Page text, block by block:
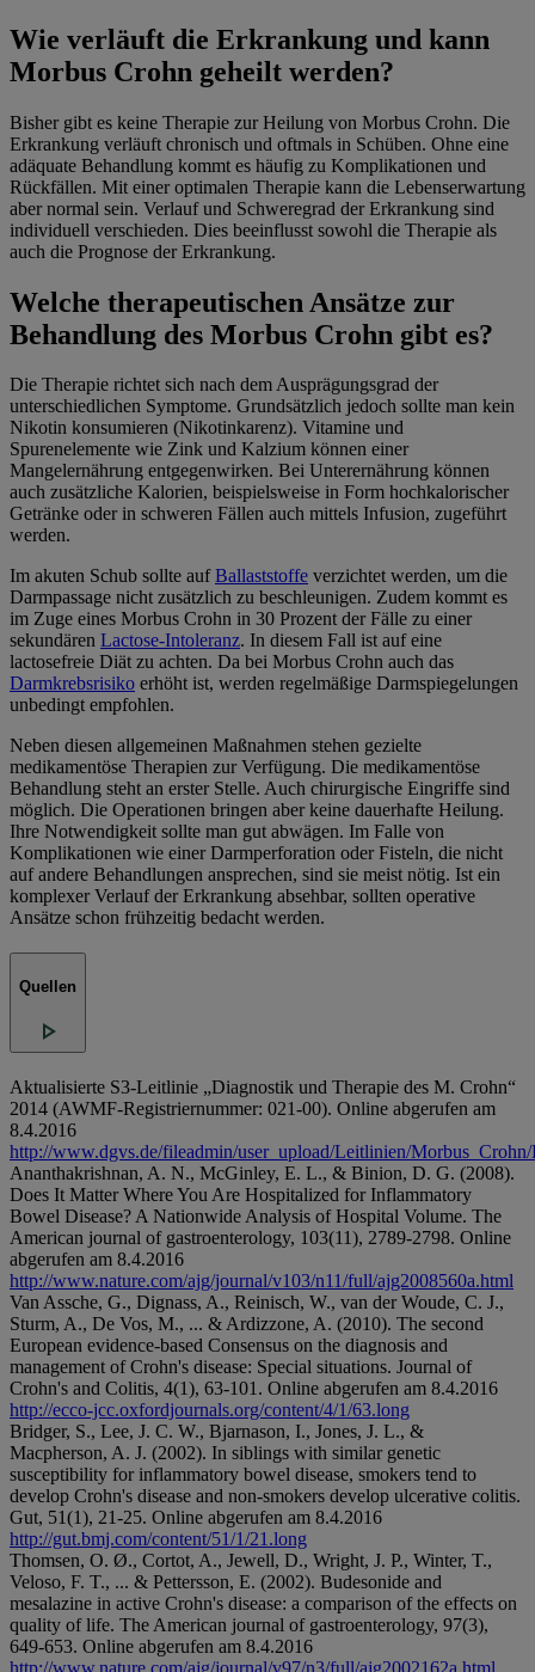
Wie verläuft die Erkrankung und kann
Morbus Crohn geheilt werden?
Bisher gibt es keine Therapie zur Heilung von Morbus Crohn. Die
Erkrankung verläuft chronisch und oftmals in Schüben. Ohne eine
adäquate Behandlung kommt es häufig zu Komplikationen und
Rückfällen. Mit einer optimalen Therapie kann die Lebenserwartung
aber normal sein. Verlauf und Schweregrad der Erkrankung sind
individuell verschieden. Dies beeinflusst sowohl die Therapie als
auch die Prognose der Erkrankung.
Welche therapeutischen Ansätze zur
Behandlung des Morbus Crohn gibt es?
Die Therapie richtet sich nach dem Ausprägungsgrad der
unterschiedlichen Symptome. Grundsätzlich jedoch sollte man kein
Nikotin konsumieren (Nikotinkarenz). Vitamine und
Spurenelemente wie Zink und Kalzium können einer
Mangelernährung entgegenwirken. Bei Unterernährung können
auch zusätzliche Kalorien, beispielsweise in Form hochkalorischer
Getränke oder in schweren Fällen auch mittels Infusion, zugeführt
werden.
Im akuten Schub sollte aufBallaststoffe verzichtet werden, um die
Darmpassage nicht zusätzlich zu beschleunigen. Zudem kommt es
im Zuge eines Morbus Crohn in 30 Prozent der Fälle zu einer
sekundären Lactose-Intoleranz. In diesem Fall ist auf eine
lactosefreie Diät zu achten. Da bei Morbus Crohn auch das
Darmkrebsrisiko erhöht ist, werden regelmäßige Darmspiegelungen
unbedingt empfohlen.
Neben diesen allgemeinen Maßnahmen stehen gezielte
medikamentöse Therapien zur Verfügung. Die medikamentöse
Behandlung steht an erster Stelle. Auch chirurgische Eingriffe sind
möglich. Die Operationen bringen aber keine dauerhafte Heilung.
Ihre Notwendigkeit sollte man gut abwägen. Im Falle von
Komplikationen wie einer Darmperforation oder Fisteln, die nicht
auf andere Behandlungen ansprechen, sind sie meist nötig. Ist ein
komplexer Verlauf der Erkrankung absehbar, sollten operative
Ansätze schon frühzeitig bedacht werden.
Quellen
Aktualisierte S3-Leitlinie „Diagnostik und Therapie des M. Crohn“
2014 (AWMF-Registriernummer: 021-00). Online abgerufen am
8.4.2016
http://www.dgvs.de/fileadmin/user_upload/Leitlinien/
Ananthakrishnan, A. N., McGinley, E. L., & Binion, D. G. (2008).
Does It Matter Where You Are Hospitalized for Inflammatory
Bowel Disease? A Nationwide Analysis of Hospital Volume. The
American journal of gastroenterology, 103(11), 2789-2798. Online
abgerufen am 8.4.2016
http://www.nature.com/ajg/journal/v103/n11/full/ajg2008560a.html
Van Assche, G., Dignass, A., Reinisch, W., van der Woude, C. J.,
Sturm, A., De Vos, M., ... & Ardizzone, A. (2010). The second
European evidence-based Consensus on the diagnosis and
management of Crohn's disease: Special situations. Journal of
Crohn's and Colitis, 4(1), 63-101. Online abgerufen am 8.4.2016
http://ecco-jcc.oxfordjournals.org/content/4/1/63.long
Bridger, S., Lee, J. C. W., Bjarnason, I., Jones, J. L., &
Macpherson, A. J. (2002). In siblings with similar genetic
susceptibility for inflammatory bowel disease, smokers tend to
develop Crohn's disease and non-smokers develop ulcerative colitis.
Gut, 51(1), 21-25. Online abgerufen am 8.4.2016
http://gut.bmj.com/content/51/1/21.long
Thomsen, O. Ø., Cortot, A., Jewell, D., Wright, J. P., Winter, T.,
Veloso, F. T., ... & Pettersson, E. (2002). Budesonide and
mesalazine in active Crohn's disease: a comparison of the effects on
quality of life. The American journal of gastroenterology, 97(3),
649-653. Online abgerufen am 8.4.2016
http://www.nature.com/ajg/journal/v97/n3/full/ajg2002162a.html